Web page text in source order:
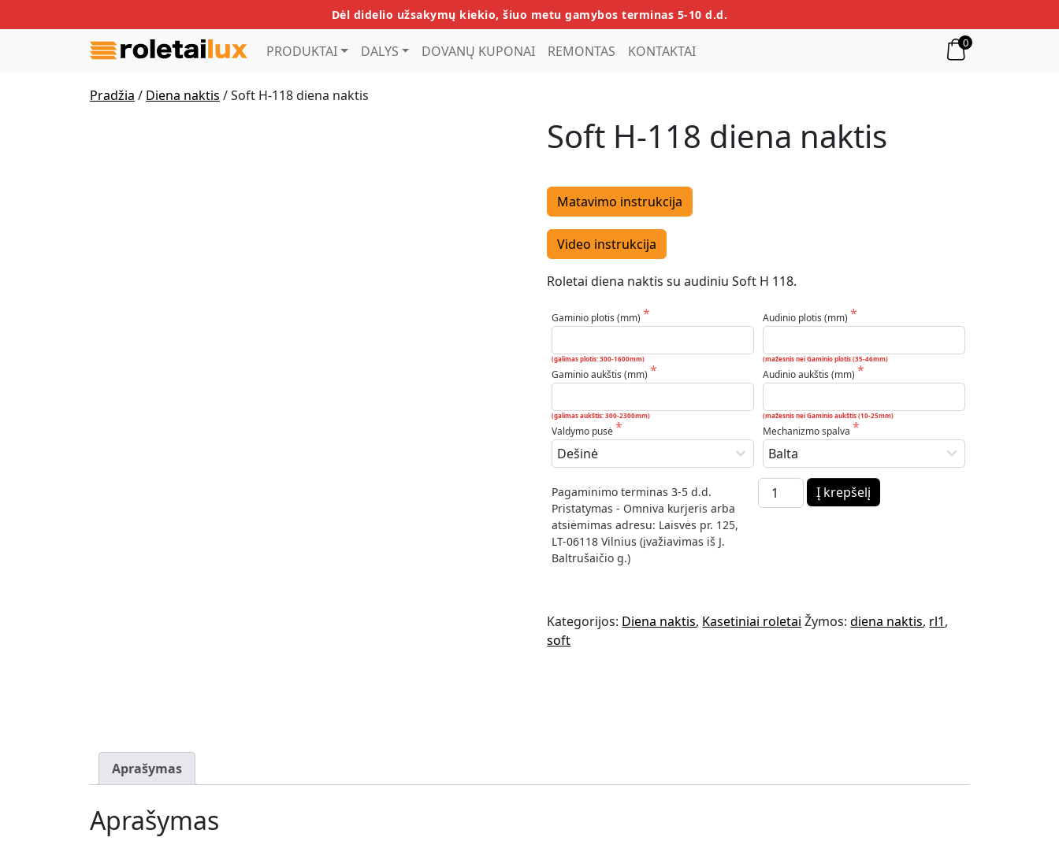
Dėl didelio užsakymų kiekio, šiuo metu gamybos terminas 5-10 d.d.
PRODUKTAI DALYS DOVANŲ KUPONAI REMONTAS KONTAKTAI 0
Pradžia / Diena naktis / Soft H-118 diena naktis
Soft H-118 diena naktis
Matavimo instrukcija
Video instrukcija
Roletai diena naktis su audiniu Soft H 118.
Gaminio plotis (mm)
(galimas plotis: 300-1600mm)
Gaminio aukštis (mm)
(galimas aukštis: 300-2300mm)
Valdymo pusė
Pagaminimo terminas 3-5 d.d.
Pristatymas - Omniva kurjeris arba
atsiėmimas adresu: Laisvės pr. 125,
LT-06118 Vilnius (įvažiavimas iš J.
Baltrušaičio g.)
Audinio plotis (mm)
(mažesnis nei Gaminio plotis (35-46mm)
Audinio aukštis (mm)
(mažesnis nei Gaminio aukštis (10-25mm)
Mechanizmo spalva
produkto kiekis: Soft H-118 diena naktis
Į krepšelį
Kategorijos: Diena naktis, Kasetiniai roletai Žymos:diena naktis, rl1,
soft
Aprašymas
Aprašymas